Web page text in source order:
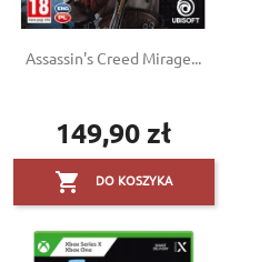
Assassin's Creed Mirage...
Cena
149,90 zł
 DO KOSZYKA